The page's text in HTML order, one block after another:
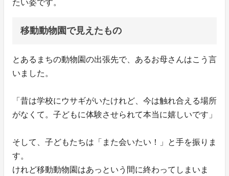
たい姿です。
移動動物園で見えたもの
とあるまちの動物園の出張先で、あるお母さんはこう言
いました。
「昔は学校にウサギがいたけれど、今は触れ合える場所
がなくて。子どもに体験させられて本当に嬉しいです」
そして、子どもたちは「また会いたい！」と手を振りま
す。
けれど移動動物園はあっという間に終わってしまいま